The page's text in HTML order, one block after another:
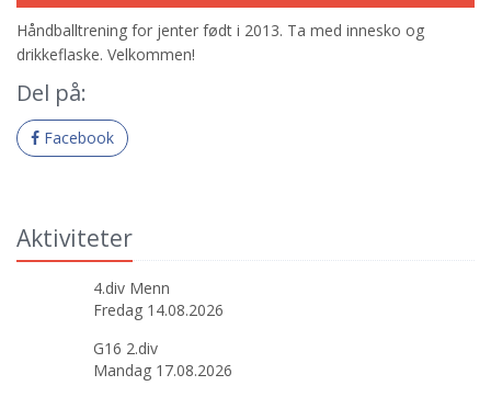
Håndballtrening for jenter født i 2013. Ta med innesko og
drikkeflaske. Velkommen!
Del på:
Facebook
Aktiviteter
4.div Menn
Fredag 14.08.2026
G16 2.div
Mandag 17.08.2026